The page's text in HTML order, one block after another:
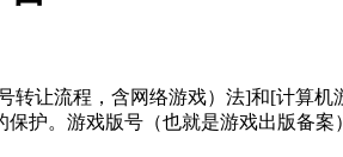
让流程，含网络游戏）法]和[计算机
护。游戏版号（也就是游戏出版备案